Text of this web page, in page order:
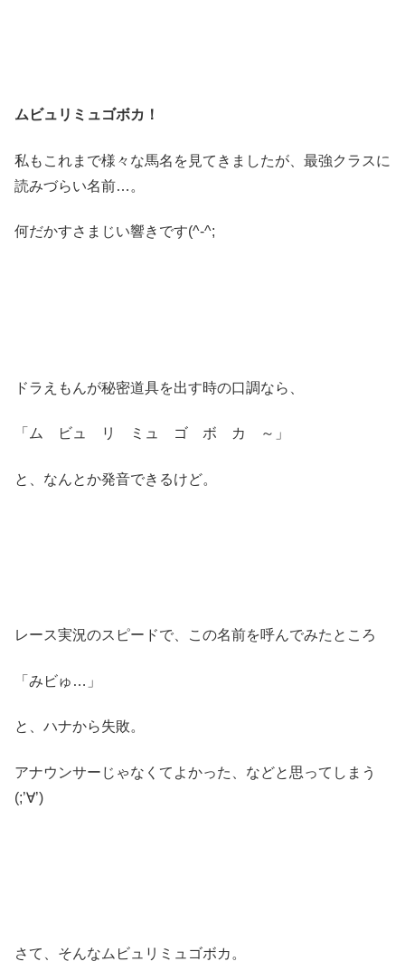
ムビュリミュゴボカ！
私もこれまで様々な馬名を見てきましたが、最強クラスに
読みづらい名前…。
何だかすさまじい響きです(^-^;
ドラえもんが秘密道具を出す時の口調なら、
「ム ビュ リ ミュ ゴ ボ カ ～」
と、なんとか発音できるけど。
レース実況のスピードで、この名前を呼んでみたところ
「みビゅ…」
と、ハナから失敗。
アナウンサーじゃなくてよかった、などと思ってしまう
(;’∀’)
さて、そんなムビュリミュゴボカ。